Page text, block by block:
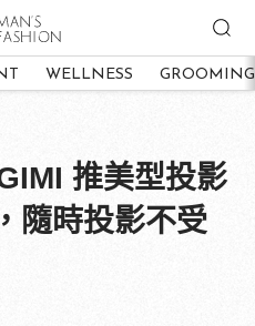
WELLNESS GROOMING
推美型投影
隨時投影不受